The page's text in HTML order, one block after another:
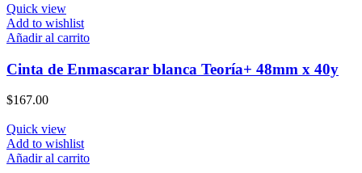
Quick view
Add to wishlist
Añadir al carrito
Cinta de Enmascarar blanca Teoría+ 48mm x 40y
$167.00
Quick view
Add to wishlist
Añadir al carrito